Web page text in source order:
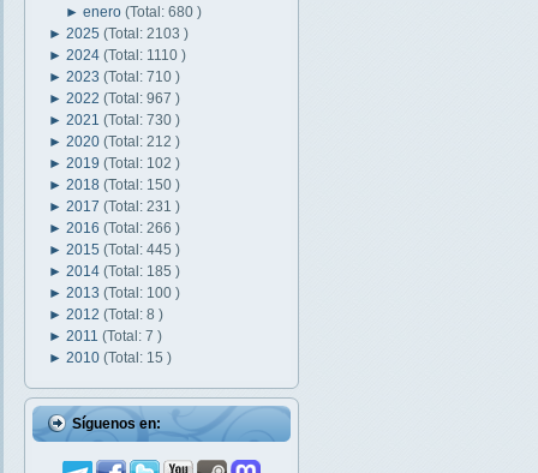
►enero(Total: 680 )
► 2025 (Total: 2103 )
► 2024 (Total: 1110 )
► 2023 (Total: 710 )
► 2022 (Total: 967 )
► 2021 (Total: 730 )
► 2020 (Total: 212 )
► 2019 (Total: 102 )
► 2018 (Total: 150 )
► 2017 (Total: 231 )
► 2016 (Total: 266 )
► 2015 (Total: 445 )
► 2014 (Total: 185 )
► 2013 (Total: 100 )
► 2012 (Total: 8 )
► 2011 (Total: 7 )
► 2010 (Total: 15 )
Síguenos en: